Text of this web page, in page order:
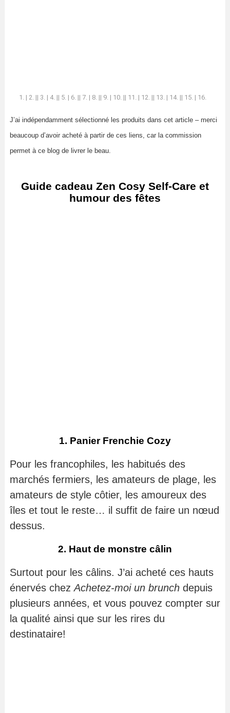
1. | 2. || 3. | 4. || 5. | 6. || 7. | 8. || 9. | 10. || 11. | 12. || 13. | 14. || 15. | 16.
J’ai indépendamment sélectionné les produits dans cet article – merci
beaucoup d’avoir acheté à partir de ces liens, car la commission
permet à ce blog de livrer le beau.
Guide cadeau Zen Cosy Self-Care et
humour des fêtes
1. Panier Frenchie Cozy
Pour les francophiles, les habitués des
marchés fermiers, les amateurs de plage, les
amateurs de style côtier, les amoureux des
îles et tout le reste… il suffit de faire un nœud
dessus.
2. Haut de monstre câlin
Surtout pour les câlins. J’ai acheté ces hauts
énervés chezAchetez-moi un brunch depuis
plusieurs années, et vous pouvez compter sur
la qualité ainsi que sur les rires du
destinataire!